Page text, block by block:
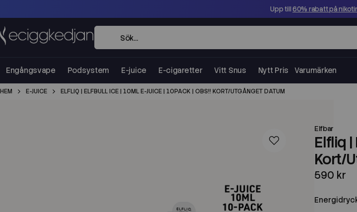
Upp till60% rabatt på
Engångsvape Podsystem E-juice E-cigaretter Vitt Snus Nytt Pris Varumärken
HEM E-JUICE ELFLIQ | ELFBULL ICE | 10ML E-JUICE | 10PACK | OBS!! KORT/UTGÅNGET DATUM
Elfbar
Elfliq |
Kort/
590 kr